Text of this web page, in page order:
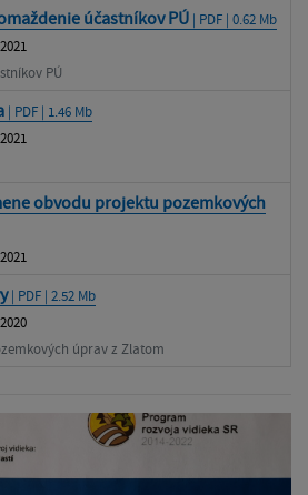
účastníkov PÚ | PDF | 0.62 Mb
PÚ
| PDF | 1.46 Mb
obvodu projektu pozemkových
| PDF | 2.52 Mb
úprav z Zlatom